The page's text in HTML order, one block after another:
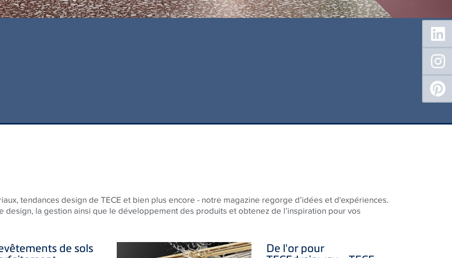
tendances design de
design, la gestion ainsi que le développement des produits et obtenez de l’inspiration pour vos
grâce à
TECEdrainway –
reçoit deux iF DESIGN
Floating